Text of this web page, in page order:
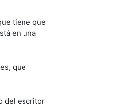
tiene que
en una
que
del escritor